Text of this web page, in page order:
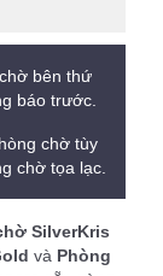
bên thứ
báo trước.
chờ tùy
chờ tọa lạc.
SilverKris
và Phòng